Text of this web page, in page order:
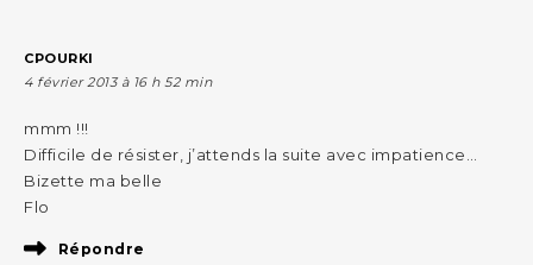
CPOURKI
4 février 2013 à 16 h 52 min
mmm !!!
Difficile de résister, j’attends la suite avec impatience…
Bizette ma belle
Flo
Répondre